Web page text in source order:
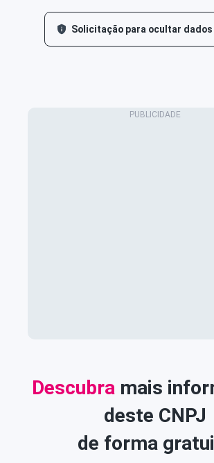
Solicitação para ocultar dados
Descubra mais
deste CNPJ
de forma